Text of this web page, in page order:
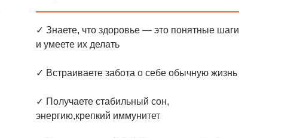
✓ Знаете, что здоровье — это понятные шаги
и умеете их делать
✓ Встраиваете забота о себе обычную жизнь
✓ Получаете стабильный сон,
энергию,крепкий иммунитет